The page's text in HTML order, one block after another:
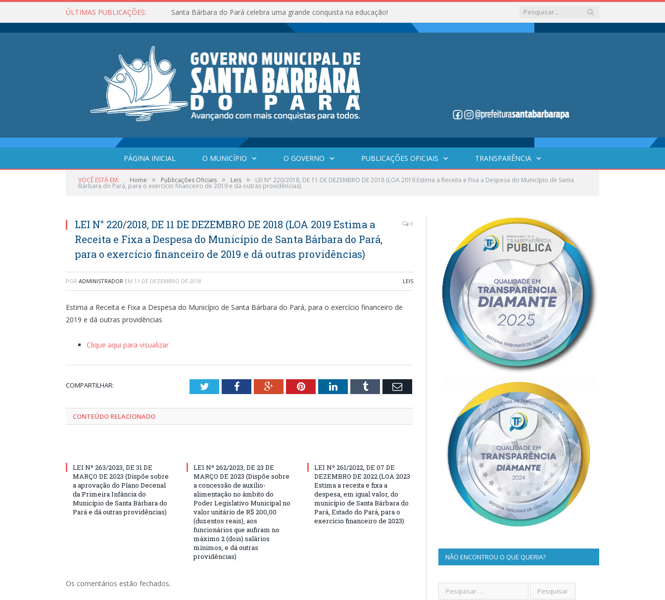
ÚLTIMAS PUBLICAÇÕES: Santa Bárbara do Pará celebra uma grande conquista na educação!
PÁGINA INICIAL O MUNICÍPIO O GOVERNO PUBLICAÇÕES OFICIAIS TRANSPARÊNCIA
VOCÊ ESTÁ EM: Home » Publicações Oficiais » Leis » LEI N° 220/2018, DE 11 DE DEZEMBRO DE 2018 (LOA 2019 Estima a Receita e Fixa a Despesa do Município de Santa
Bárbara do Pará, para o exercício financeiro de 2019 e dá outras providências)
LEI N° 220/2018, DE 11 DE DEZEMBRO DE 2018 (LOA 2019 Estima a
Receita e Fixa a Despesa do Município de Santa Bárbara do Pará,
para o exercício financeiro de 2019 e dá outras providências)
0
POR ADMINISTRADOR EM 11 DE DEZEMBRO DE 2018 LEIS
Estima a Receita e Fixa a Despesa do Município de Santa Bárbara do Pará, para o exercício financeiro de
2019 e dá outras providências
Clique aqui para visualizar
COMPARTILHAR: TwitterFacebookGoogle+PinterestLinkedInTumblr Email
CONTEÚDO RELACIONADO
LEI Nº 263/2023, DE 31 DE
MARÇO DE 2023 (Dispõe sobre
a aprovação do Plano Decenal
da Primeira Infância do
Município de Santa Bárbara do
Pará e dá outras providências)
LEI Nº 262/2023, DE 23 DE
MARÇO DE 2023 (Dispõe sobre
a concessão de auxílio-
alimentação no âmbito do
Poder Legislativo Municipal no
valor unitário de R$ 200,00
(duzentos reais), aos
funcionários que aufiram no
máximo 2 (dois) salários
mínimos, e dá outras
providências)
LEI Nº 261/2022, DE 07 DE
DEZEMBRO DE 2022 (LOA 2023
Estima a receita e fixa a
despesa, em igual valor, do
município de Santa Bárbara do
Pará, Estado do Pará, para o
exercício financeiro de 2023)
Os comentários estão fechados.
NÃO ENCONTROU O QUE QUERIA?